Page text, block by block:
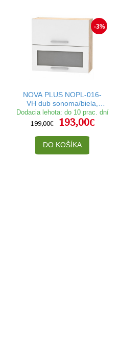
-3%
NOVA PLUS NOPL-016-
VH dub sonoma/biela,
horná výklopná skrinka so
sklom v šírke 80 cm
Dodacia lehota: do 10 prac. dní
199,00€
193,00€
DO KOŠÍKA